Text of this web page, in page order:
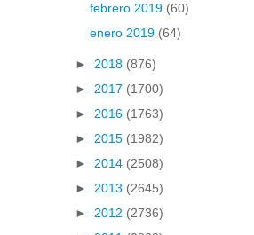
febrero 2019 (60)
enero 2019 (64)
► 2018 (876)
► 2017 (1700)
► 2016 (1763)
► 2015 (1982)
► 2014 (2508)
► 2013 (2645)
► 2012 (2736)